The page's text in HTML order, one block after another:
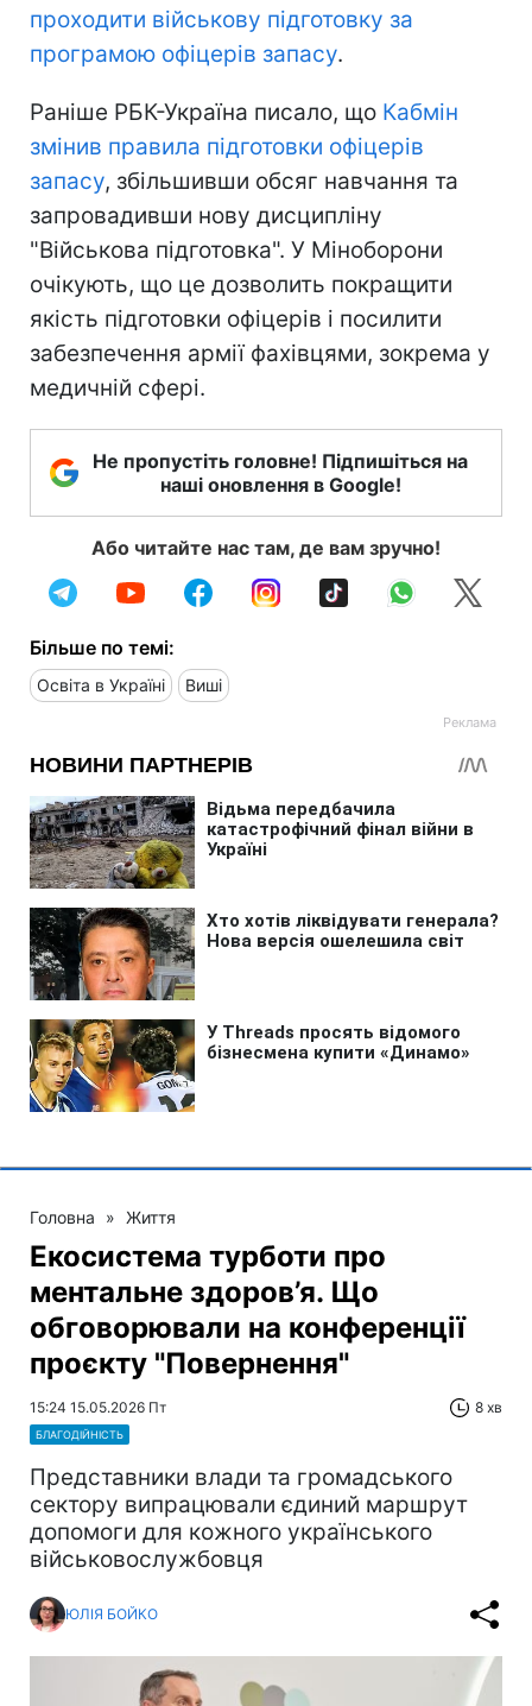
проходити військову підготовку за
програмою офіцерів запасу.
Раніше РБК-Україна писало, що Кабмін
змінив правила підготовки офіцерів
запасу, збільшивши обсяг навчання та
запровадивши нову дисципліну
"Військова підготовка". У Міноборони
очікують, що це дозволить покращити
якість підготовки офіцерів і посилити
забезпечення армії фахівцями, зокрема у
медичній сфері.
Не пропустіть головне! Підпишіться на
наші оновлення в Google!
Або читайте нас там, де вам зручно!
Більше по темі:
Освіта в Україні Виші
Головна » Життя
Екосистема турботи про
ментальне здоров’я. Що
обговорювали на конференції
проєкту "Повернення"
15:24 15.05.2026 Пт 8 хв
БЛАГОДІЙНІСТЬ
Представники влади та громадського
сектору випрацювали єдиний маршрут
допомоги для кожного українського
військовослужбовця
ЮЛІЯ БОЙКО